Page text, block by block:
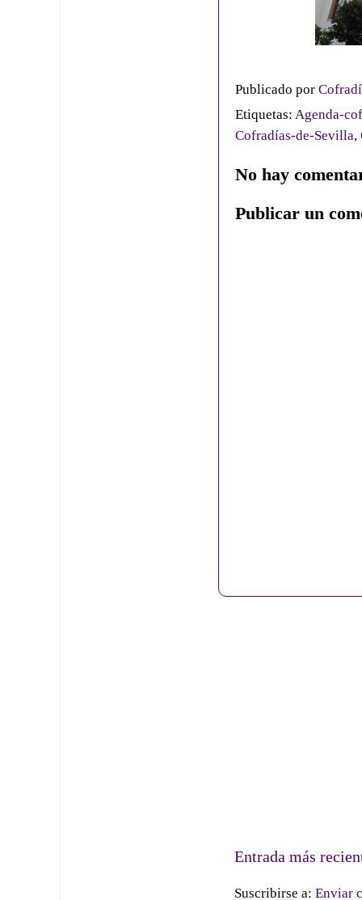
Publicado por
Etiquetas: Agenda-
Cofradías-de-Sevilla,
No hay
Publicar un
Entrada más
Suscribirse a: Enviar